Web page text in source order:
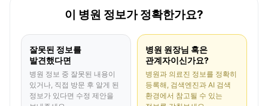
이 병원 정보가 정확한가요?
잘못된 정보를
발견했다면
병원 정보 중 잘못된 내용이
있거나, 직접 방문 후 알게 된
정보가 있다면 수정 제안을
병원 원장님 혹은
관계자이신가요?
병원과 의료진 정보를 정확히
등록해, 검색엔진과 AI 검색
환경에서 참고될 수 있는